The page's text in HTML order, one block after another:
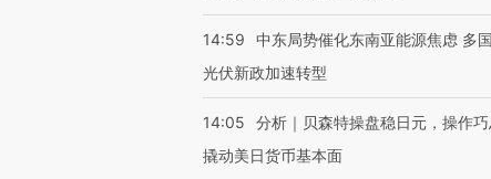
14:59
中东局势催化东南亚能源焦虑 多
光伏新政加速转型
14:05
分析｜贝森特操盘稳日元，操作
撬动美日货币基本面